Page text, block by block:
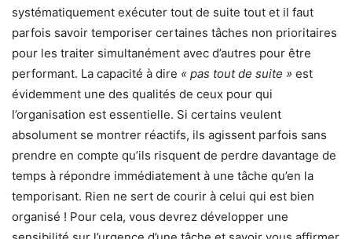
systématiquement exécuter tout de suite tout et il faut
parfois savoir temporiser certaines tâches non prioritaires
pour les traiter simultanément avec d’autres pour être
performant. La capacité à dire « pas tout de suite » est
évidemment une des qualités de ceux pour qui
l’organisation est essentielle. Si certains veulent
absolument se montrer réactifs, ils agissent parfois sans
prendre en compte qu’ils risquent de perdre davantage de
temps à répondre immédiatement à une tâche qu’en la
temporisant. Rien ne sert de courir à celui qui est bien
organisé ! Pour cela, vous devrez développer une